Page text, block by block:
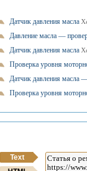
Датчик давления масла
Давление масла —
Датчик давления масла
Проверка уровня
Датчик давления масла
Проверка уровня
Text